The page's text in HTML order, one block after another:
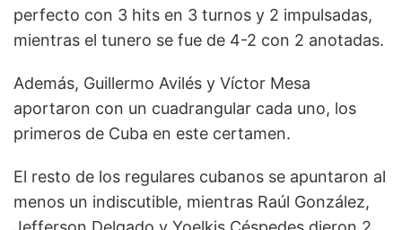
perfecto con 3 hits en 3 turnos y 2 impulsadas,
mientras el tunero se fue de 4-2 con 2 anotadas.
Además, Guillermo Avilés y Víctor Mesa
aportaron con un cuadrangular cada uno, los
primeros de Cuba en este certamen.
El resto de los regulares cubanos se apuntaron al
menos un indiscutible, mientras Raúl González,